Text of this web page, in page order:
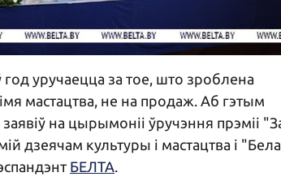
уручаецца за тое, што зроблена
мастацтва, не на продаж. Аб гэтым
на цырымоніі ўручэння прэміі
дзеячам культуры і мастацтва і
БЕЛТА